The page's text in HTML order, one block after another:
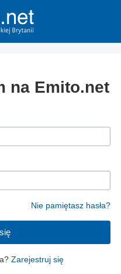
na Emito.net
Nie pamiętasz hasła?
Zarejestruj się